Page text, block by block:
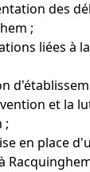
des
;
liées à
et la
;
en place